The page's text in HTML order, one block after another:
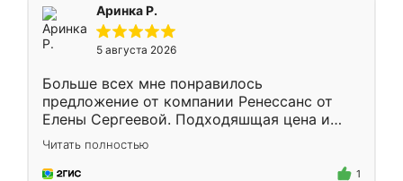
Аринка Р.
5 августа 2026
Больше всех мне понравилось
предложение от компании Ренессанс от
Елены Сергеевой. Подходяшщая цена и
короткие сроки изготовления. Приехавший
для замера сотрудник Владислав
предложил по моему эскизу самый
Читать полностью
1